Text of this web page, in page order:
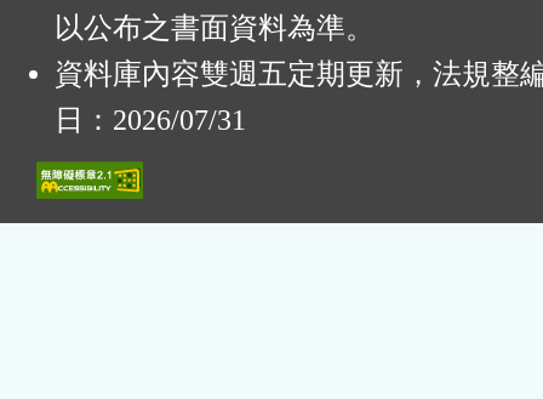
以公布之書面資料為準。
資料庫內容雙週五定期更新，法規整
日：2026/07/31